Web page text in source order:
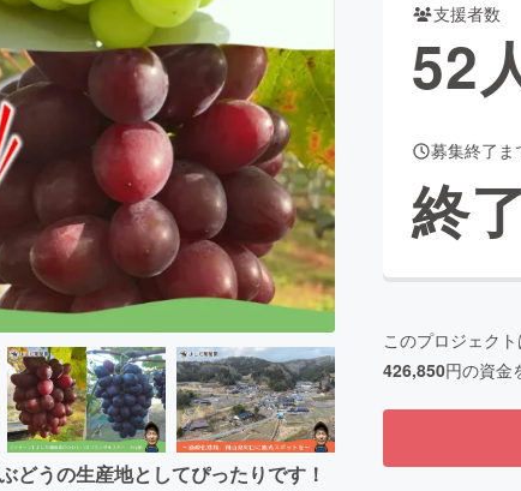
レンジ ビューティー・ヘルスケア
CAMPFIRE for Social GoodCAMPFIRE Creation
CAMPFIREふるさと納税 machi-yaコミュニティ
どうの生産地としてぴったりです！
支援者数
52
募集終了ま
終了
このプロジェクト
426,850円の資金